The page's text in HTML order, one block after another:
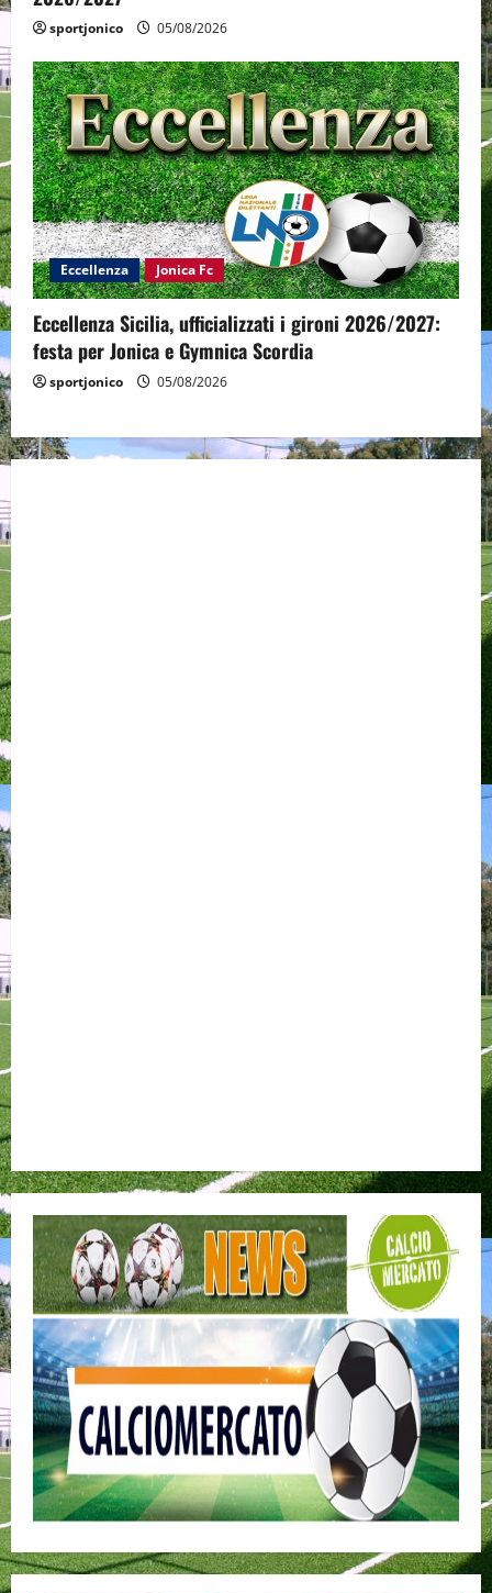
sportjonico 05/08/2026
Eccellenza Jonica Fc
Eccellenza Sicilia, ufficializzati i gironi 2026/2027:
festa per Jonica e Gymnica Scordia
sportjonico 05/08/2026